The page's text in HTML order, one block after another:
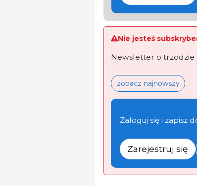
Nie jesteś
Newsletter o trzodzie
zobacz najnowszy
Zaloguj się i zapisz
Zarejestruj się